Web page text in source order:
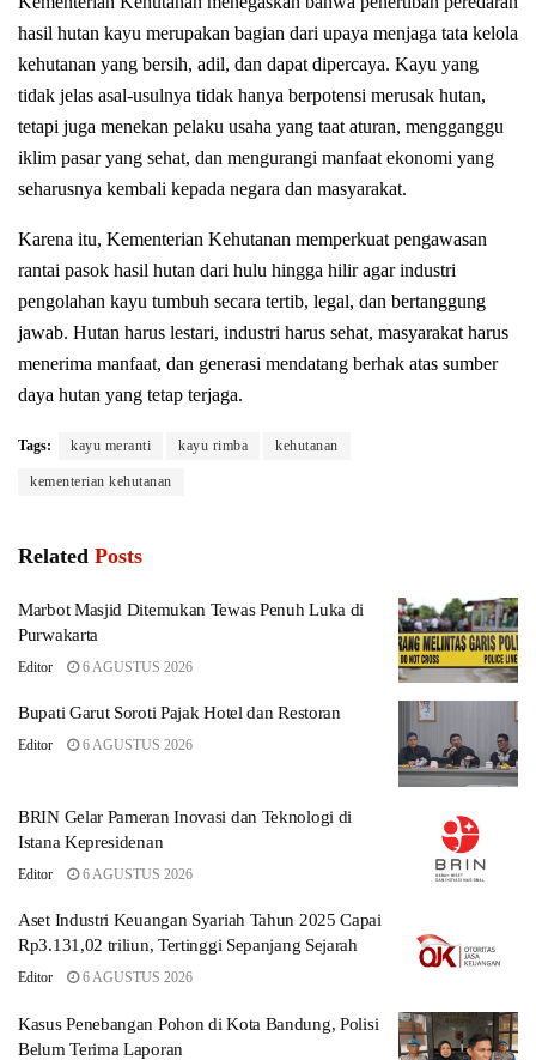
hasil hutan kayu merupakan bagian dari upaya menjaga tata kelola
kehutanan yang bersih, adil, dan dapat dipercaya. Kayu yang
tidak jelas asal-usulnya tidak hanya berpotensi merusak hutan,
tetapi juga menekan pelaku usaha yang taat aturan, mengganggu
iklim pasar yang sehat, dan mengurangi manfaat ekonomi yang
seharusnya kembali kepada negara dan masyarakat.
Karena itu, Kementerian Kehutanan memperkuat pengawasan
rantai pasok hasil hutan dari hulu hingga hilir agar industri
pengolahan kayu tumbuh secara tertib, legal, dan bertanggung
jawab. Hutan harus lestari, industri harus sehat, masyarakat harus
menerima manfaat, dan generasi mendatang berhak atas sumber
daya hutan yang tetap terjaga.
Tags: kayu meranti kayu rimba kehutanan
kementerian kehutanan
Related Posts
Marbot Masjid Ditemukan Tewas Penuh Luka di
Purwakarta
Editor 6 AGUSTUS 2026
Bupati Garut Soroti Pajak Hotel dan Restoran
Editor 6 AGUSTUS 2026
BRIN Gelar Pameran Inovasi dan Teknologi di
Istana Kepresidenan
Editor 6 AGUSTUS 2026
Aset Industri Keuangan Syariah Tahun 2025 Capai
Rp3.131,02 triliun, Tertinggi Sepanjang Sejarah
Editor 6 AGUSTUS 2026
Kasus Penebangan Pohon di Kota Bandung, Polisi
Belum Terima Laporan